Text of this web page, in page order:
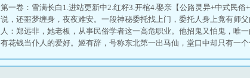
第一卷：雪满长白1.进站更新中2.红籽3.开棺4.娶亲【公路灵异+中式民
说，还噩梦缠身，夜夜难安。一段神秘委托找上门，委托人身上竟有师
人：郑远非，她老板，从事民俗学者这一高危职业。他招鬼又怕鬼，唯
有花钱当仆人的爱好。姬有辞，号称东北第一出马仙，堂口中却只有一
愁得太阳穴突突的。一捧灶灰将几人的命运紧紧相连，周至遥想跑都跑